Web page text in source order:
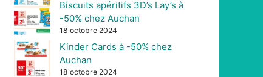
Biscuits apéritifs 3D’s Lay’s à
-50% chez Auchan
18 octobre 2024
Kinder Cards à -50% chez
Auchan
18 octobre 2024